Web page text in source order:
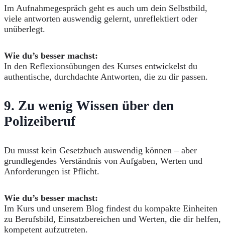
Im Aufnahmegespräch geht es auch um dein Selbstbild,
viele antworten auswendig gelernt, unreflektiert oder
unüberlegt.
Wie du’s besser machst:
In den Reflexionsübungen des Kurses entwickelst du
authentische, durchdachte Antworten, die zu dir passen.
9. Zu wenig Wissen über den
Polizeiberuf
Du musst kein Gesetzbuch auswendig können – aber
grundlegendes Verständnis von Aufgaben, Werten und
Anforderungen ist Pflicht.
Wie du’s besser machst:
Im Kurs und unserem Blog findest du kompakte Einheiten
zu Berufsbild, Einsatzbereichen und Werten, die dir helfen,
kompetent aufzutreten.